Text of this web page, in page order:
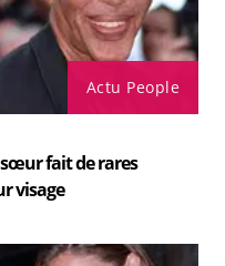
Actu People
fait de rares
visage